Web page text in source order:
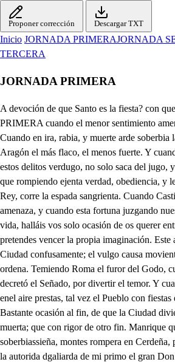
Proponer corrección Descargar TXT
Inicio JORNADA PRIMERAJORNADA
TERCERA
JORNADA PRIMERA
A devoción de que Santo es la fiesta? con que intento, JORNADA PRIMERA cuando el menor sentimiento amenaza el mayor llanto? Cuando en ira, rabia, y muerte arde soberbia la unión, amenazando Aragón el más flaco, el menos fuerte. Y cuando Cerdeña ingrata, de estos delitos verdugo, no solo saca del jugo, y la libertad desata, sino que rompiendo ejenta verdad, obediencia, y ley, sobre el descuido del Rey, corre la espada sangrienta. Cuando Castilla ofendida iras amenaza, y cuando esta fortuna juzgando nuestra muerte, y nuestra vida, halláis vos solo ocasión de os querer entretener? o es que pretendes vencer la propia imaginación. Este asombro, que enajena la Ciudad confusamente; el vulgo causa moviente, la fiesta que veis ordena. Temiendo Roma el furor del Godo, cuchillo airado, fiestas decretó el Señado, por divertir el temor. Y cuando la muerte tiende alas enel aire prestas, tal vez el Pueblo con fiestas el propio daño suspende. Bastante ocasión al fin, de que la Ciudad divierta, mas entre sospechas muerta; que con rigor de otro fin. Manrique que se promete rayo en la soberbiassieña, montes rompera en Cerdeña, porque la cerviz sujete. Y la autorida dgaliarda de mi primo el gran Don Juan; ya en el furor Catalan los animos acobarda: segura podéis estar, dese pricipio a la fiesta. Ya por lo menos me cuesta sospechas de orro pesar. Don Manrique viene entrando, oye, sus cajas son estas. Quién me recibe con fiestas pretende que entre triunfando; saraos tiene el Rey Rey. Ricardo toma lugar con Doña Ana, luego presto. Cosa es llana, que premio mayor aguardo a tus generosas plantas. Los brazos de vencedor me dad, Mantique . Es favos del cielo a quien me levantas. Vuestro valor me asegura de que venís victorioso. Es lo imposible forzoso en fe de ser yo tu hechura. (do, Bienvenido. . Más honra- que merezco, aunque he vencido, fuerza es que sea bienvenido quien a tus pies ha llegado. De ese valor invencible, y estado del Reino, guardo que me deis cuenta? . Ricardo con Doña Ana? no es posible; Ricardo, en fe de que aliento tiene lugar con Doña Ana? pese a la fiesta villana! (to No lo contáis? . Ya lo cuen Cuando entre oro, nieve, y grana de los montes baja el día; hablando están todabia; pesía a la fiesta villana! Antes que llorosa el Alba, derramando alegres perlas en jugase el tierno llanto, A sobre amorosas violetas, y que alborasen a. Sol con dulce luz Filomena; regalándole las flores con más sonorosas lenguas, despiertan entre las rosas las horas más lisonjetas, y la enamorada Clicie cobraba esperanzas nuevas: desesperadas sospechas! Mas que sospechas; si toco el fuego que me atormenta? lugar con Doña Ana un hombre, y yo con ojos que vean? pese a la fiesta villana; pese a mi infame paciencia! Que os divierte, Mantique? . Temerarial bertad. acaba de darme cuenta de este suceso, . Buscaba término con que me entiendas. Digo, que al amenecer, con alas de blanca hierba, montes de espumosa plata rompen tus naves ligeras, a peso del Rey soberbio, guardado en grutas, o cuenas, que ciertan pintadas conchas verdes ovas, y algas negras. Tocaba a veces mi nave nunca pisadas arenas, diamantes entre zafiros, topacios entre Planetas. Bramava ofendido el mar, menos que pide mi ofensa, que no me dejen de hablar para escucharme siquiera? Vive Dios que he de vengarme, que provocaron tu enojo aunque del Reyla presencia lo defienda: es fiesta suya; o pese la infame fiesta! Don Mantique, qué decís? Digo que llegué a Cerdeña que venci que es tuyo el Reino, prosigue el sarao, o la fiesta. Brava relación. . Merece si vuestra Alteza le premia, respeto de sus hazañas. Queréis que el Reino merezca: mucho vuestra patria os debe. Más me deben mis sospechas. yo las pierdo; ah infame, celos! Celoso me tiene este hombre. Cuando este lugar no fuera, yo supiera responderte. Y yo matarte supiera, y desde el cielo arrejarte al centro de tu soberbia. Hay tan bárbara insolencia en mi presencia? matadle: muera el atrevido, muera. (le. Advertid, señor. . Matad otro que el Rey no se mueva, o cobrarán de su vida mis celos infame deuda. (ue. Llegad. . Ningunose atre- Pues yo vengaré mi ofensa. Repórtate, gran señor. Señor mío, vuestra Alteza se ha de vengar por su mano? Dame, gran señor, licencia para que vengue mi agravio. Más dichas te la concedan. Justificarás la causa: (ta, prendanle. . Tu Alteza advier- que idolatra en Don Manrique el Pueblo, y es bien que entienda las culpas que le condenan. No quieras, que diga el mundo, cuando estos rigores sepa, que el poder, y la pasión, y no la justicia reina, Dame la espada, villano. Solo tú, señor, pudieras obligarme: esta es la vez, que se ha rendido primera. Este es el darle a mi amo el premio de aquesta guerra, cuando yo pensé que el Rey un gran Estado le diera? El sagrado de los Reyes no a profanarle se atreva, desvaneciéndose en vano quien el lugar desmerezca. Quién desde ayer no es villano, si la privanza le empeña; a las que lleguen al fuego, fuerza es que a su centro vuelva. Bien puedes tu darle un Reino, mas es justo que él advierta, que no pueden darlos Reyes sangre, y valor que se hereda. Podré tu cuello entregar en manos que te castiguen, que no hay servicios que obligue, lo menos que el respetar. Conoce, villano ingrato, si bien por tu causa reino, que es menos perder un Reino, que sufrir un desacato: de enojo no estoy conmigo. Mira mi agravio. . Rieardo, ya está a mi cuenta; hoy aguardo mayor, si no igual castigo, que su locura ha tenido el fundamento en mis celos. No alarguen otros desvelos la vida de un atrevido: rompe la dificultad, que es fácil al fin, si empieza a deshacerse. . Grandeza es ejercer la piedad, y yo en el nombre, señor, de estas damar; que a despecho del rigor fían de tu pecho mas generoso favor, te suplico, que remitas la pena de aqueste error de Mantique, y que el rigor más términos no permitas. Todas te piden conmigo perdón, que es tan justo. . Yo pido que si me agravio me desagravie el castigo: justa es la ley que dispensa, que a los ojos de los Reyes no guarde el mundo otras leyes, ni reconozca otra ofensa. Y aunque estos fueros permita, yo considero en rigor, que atredimientos de honor, son manchas que no se quitan. Vuelan aquí por tu cuenta con alas menos veloces; mas allá fuera, estas voces tienen el eco en mi afrenta. No enferme la confianza, que a tus pies me arrodilló, que sabre vengarme yo, si tú no me das venganza. Doña Ana, por vida mía que es demasiada pasión. Es Doña Ana de Aragón su calidad luz del día, y como tiene caudal, de mi deuda tan cercana, está ofendida en Doña Ana la propia sangre Real. Zelosa estoy, que el favor color tiene de cuidado, y no hay Rey apasionado, cuando no le obliga amor. Yo tiemblo. . Tirad con él. La